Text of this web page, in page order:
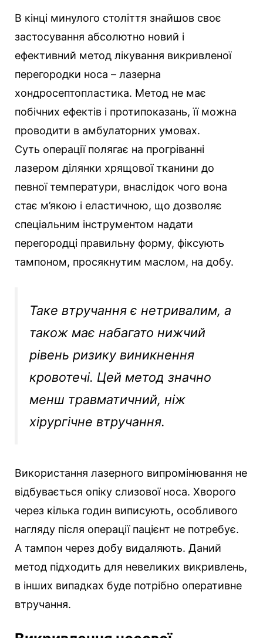
В кінці минулого століття знайшов своє
застосування абсолютно новий і
ефективний метод лікування викривленої
перегородки носа – лазерна
хондросептопластика. Метод не має
побічних ефектів і протипоказань, її можна
проводити в амбулаторних умовах.
Суть операції полягає на прогріванні
лазером ділянки хрящової тканини до
певної температури, внаслідок чого вона
стає м’якою і еластичною, що дозволяє
спеціальним інструментом надати
перегородці правильну форму, фіксують
тампоном, просякнутим маслом, на добу.
Таке втручання є нетривалим, а
також має набагато нижчий
рівень ризику виникнення
кровотечі. Цей метод значно
менш травматичний, ніж
хірургічне втручання.
Використання лазерного випромінювання не
відбувається опіку слизової носа. Хворого
через кілька годин виписують, особливого
нагляду після операції пацієнт не потребує.
А тампон через добу видаляють. Даний
метод підходить для невеликих викривлень,
в інших випадках буде потрібно оперативне
втручання.